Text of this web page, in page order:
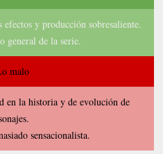
y producción sobresaliente.
de la serie.
malo
en la historia y de evolución de
sensacionalista.